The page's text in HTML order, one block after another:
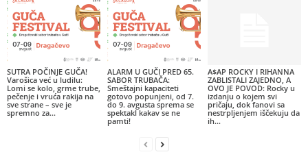
SUTRA POČINJE GUČA!
Varošica već u ludilu:
Lomi se kolo, grme trube,
pečenje i vruća rakija na
sve strane – sve je
spremno za...
ALARM U GUČI PRED 65.
SABOR TRUBAČA:
Smeštajni kapaciteti
gotovo popunjeni, od 7.
do 9. avgusta sprema se
spektakl kakav se ne
pamti!
A$AP ROCKY I RIHANNA
ZABLISTALI ZAJEDNO, A
OVO JE POVOD: Rocky u
izdanju o kojem svi
pričaju, dok fanovi sa
nestrpljenjem iščekuju da
ih...